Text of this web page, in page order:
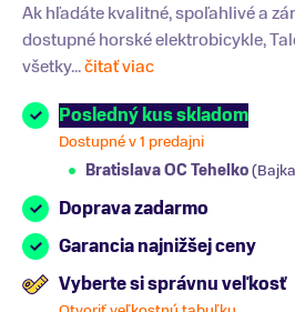
Ak hľadáte kvalitné, spoľahlivé a
dostupné horské elektrobicykle,
všetky...čitať viac
Posledný kus skladom
Dostupné v 1 predajni
Bratislava OC Tehelko
Doprava zadarmo
Garancia najnižšej ceny
Vyberte si správnu veľkosť